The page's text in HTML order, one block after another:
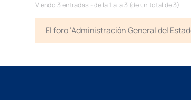
Viendo 3 entradas - de la 1 a la 3 (de un total de 3)
El foro ‘Administración General del